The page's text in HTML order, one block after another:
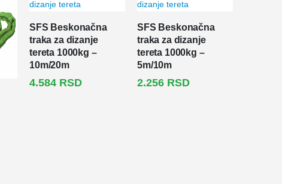
SFS Beskonačna
traka za dizanje
tereta 1000kg –
10m/20m
4.584 RSD
SFS Beskonačna
traka za dizanje
tereta 1000kg –
5m/10m
2.256 RSD